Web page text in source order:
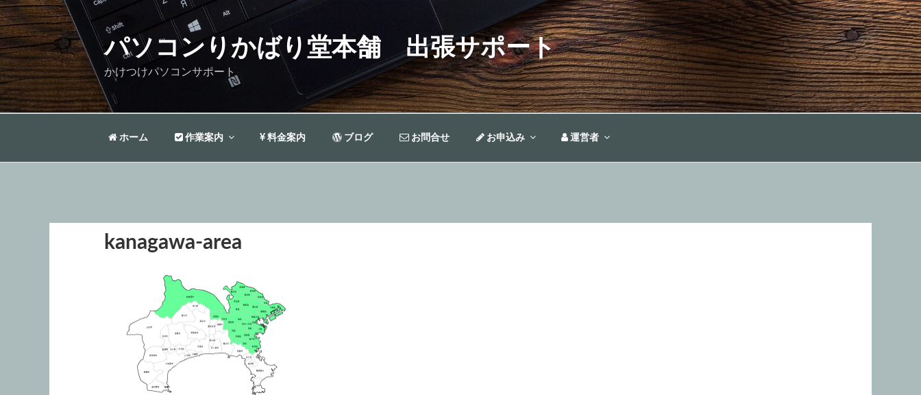
コ
ン
テ
ン
ツ
へ
ス
パソコンりかばり堂本舗 出張サポート
かけつけパソコンサポート
ホーム 作業案内 料金案内 ブログ お問合せ お申込み 運営者
kanagawa-area